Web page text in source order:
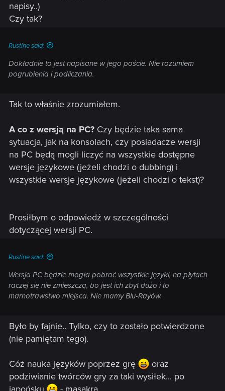
napisy..)
Czy tak?
Rustine said:
Dokładnie to jest napisane w jego poście. Nie rozumiem
pogrubienia i podliczania.
Tak to właśnie zrozumiałem.
A co z wersją na PC? Czy będzie taka sama
sytuacja, jak na konsolach, czy posiadacze wersji
na PC będą mogli liczyć na wszystkie dostępne
wersje językowe (jeżeli chodzi o dubbing) i
wszystkie wersje językowe (jeżeli chodzi o tekst)?
Prosiłbym o odpowiedź w szczególności
dotyczącej wersji PC.
Rustine said:
Wersja PC będzie mogła pobrać wszystkie języki, na płytach
raczej się nie zmieszczą, bo jest ich zbyt dużo i to
marnotrawstwo miejsca. Nie mamy Blu-Rayów.
Było by fajnie.. Tylko, czy to zostało potwierdzone
(nie pamiętam tego).
Cóż nauka języków poprzez grę
oraz
podziwianie twórców gry za taki wysiłek... po